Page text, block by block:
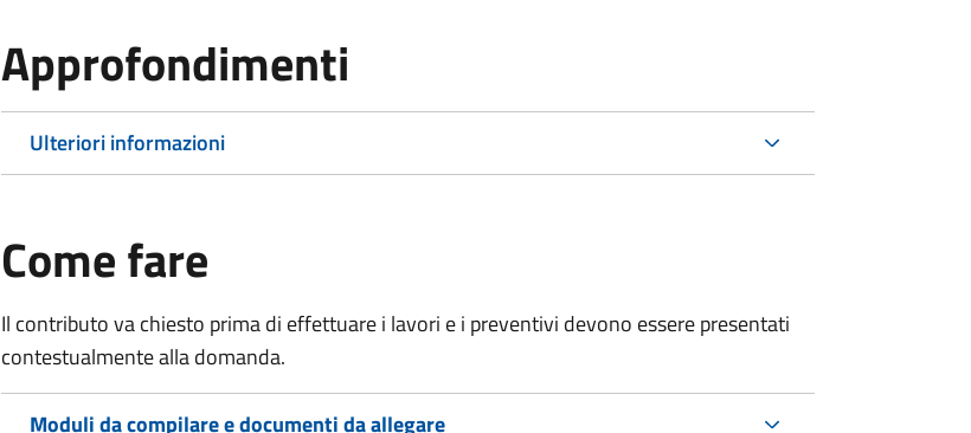
Approfondimenti
Ulteriori informazioni
Come fare
Il contributo va chiesto prima di effettuare i lavori e i preventivi devono essere presentati
contestualmente alla domanda.
Moduli da compilare e documenti da allegare